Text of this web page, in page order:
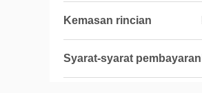
Kemasan rincian
Syarat-syarat pembayaran